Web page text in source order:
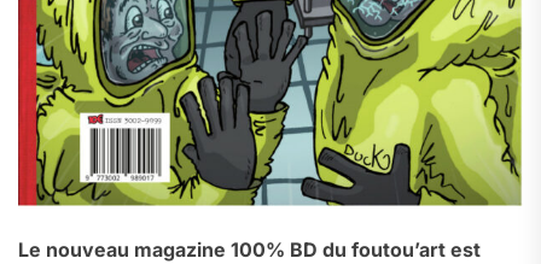
Le nouveau magazine 100% BD du foutou’art est